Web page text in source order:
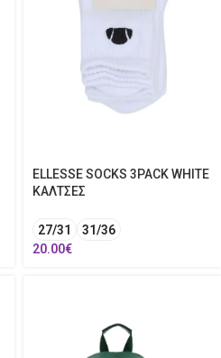
ELLESSE SOCKS 3PACK WHITE
ΚΑΛΤΣΕΣ
27/31
31/36
20.00€